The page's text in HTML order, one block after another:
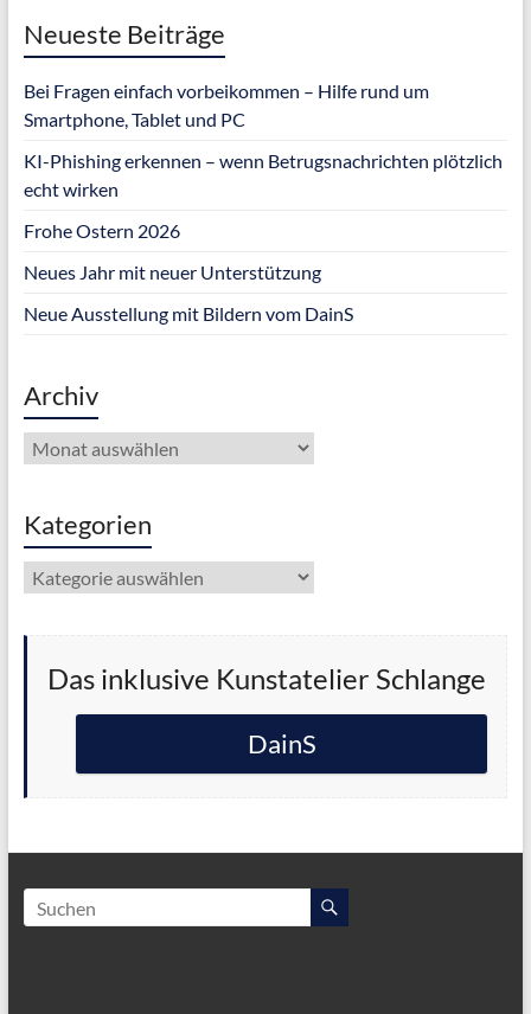
Neueste Beiträge
Bei Fragen einfach vorbeikommen – Hilfe rund um
Smartphone, Tablet und PC
KI-Phishing erkennen – wenn Betrugsnachrichten plötzlich
echt wirken
Frohe Ostern 2026
Neues Jahr mit neuer Unterstützung
Neue Ausstellung mit Bildern vom DainS
Archiv
Archiv
Kategorien
Kategorien
Das inklusive Kunstatelier Schlange
DainS